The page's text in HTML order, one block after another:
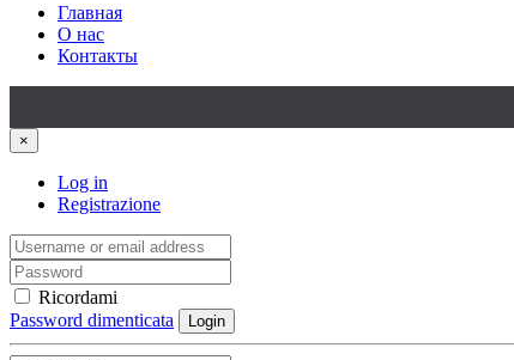
Главная
О нас
Контакты
×
Log in
Registrazione
Ricordami
Password dimenticata
Login